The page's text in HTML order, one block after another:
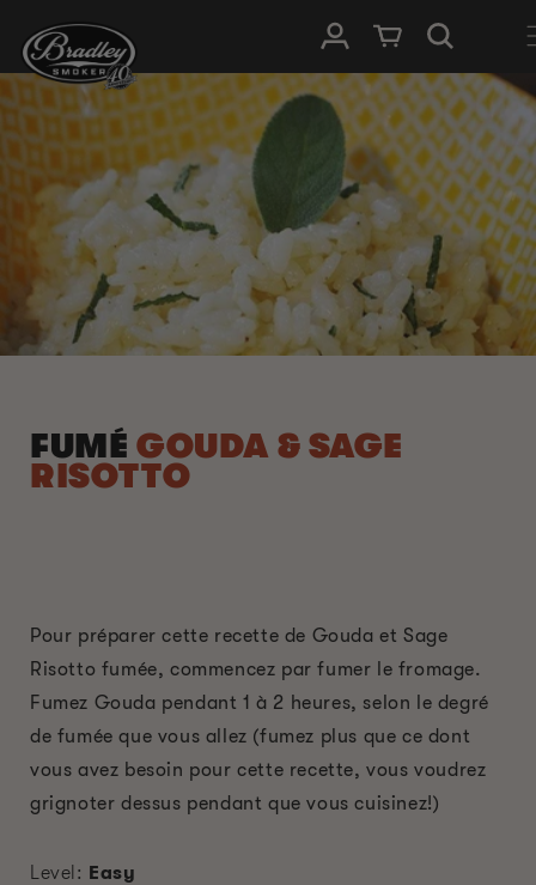
PASSER AU
CONTENU
ConnexionPanier
FUMÉ GOUDA & SAGE
RISOTTO
Pour préparer cette recette de Gouda et Sage
Risotto fumée, commencez par fumer le fromage.
Fumez Gouda pendant 1 à 2 heures, selon le degré
de fumée que vous allez (fumez plus que ce dont
vous avez besoin pour cette recette, vous voudrez
grignoter dessus pendant que vous cuisinez!)
Level: Easy